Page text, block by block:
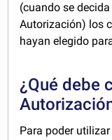
(cuando se
Autorización) los
hayan elegido
¿Qué debe
Para poder